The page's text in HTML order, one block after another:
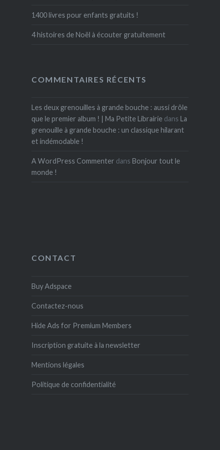
1400 livres pour enfants gratuits !
4 histoires de Noël à écouter gratuitement
COMMENTAIRES RÉCENTS
Les deux grenouilles à grande bouche : aussi drôle
que le premier album ! | Ma Petite Librairie dans La
grenouille à grande bouche : un classique hilarant
et indémodable !
A WordPress Commenter dans Bonjour tout le
monde !
CONTACT
Buy Adspace
Contactez-nous
Hide Ads for Premium Members
Inscription gratuite à la newsletter
Mentions légales
Politique de confidentialité